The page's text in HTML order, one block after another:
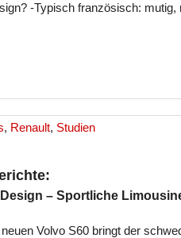
-Typisch französisch:
, Renault, Studien
– Sportliche
Volvo S60 bringt der